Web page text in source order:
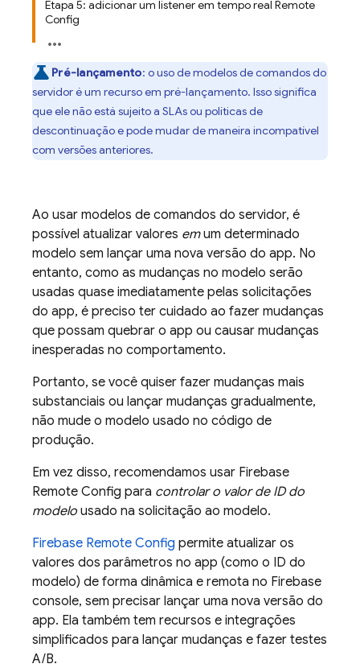
Etapa 5: adicionar um listener em tempo real Remote
Config
Pré-lançamento: o uso de modelos de comandos do
servidor é um recurso em pré-lançamento. Isso significa
que ele não está sujeito a SLAs ou políticas de
descontinuação e pode mudar de maneira incompatível
com versões anteriores.
Ao usar modelos de comandos do servidor, é
possível atualizar valores emum determinado
modelo sem lançar uma nova versão do app. No
entanto, como as mudanças no modelo serão
usadas quase imediatamente pelas solicitações
do app, é preciso ter cuidado ao fazer mudanças
que possam quebrar o app ou causar mudanças
inesperadas no comportamento.
Portanto, se você quiser fazer mudanças mais
substanciais ou lançar mudanças gradualmente,
não mude o modelo usado no código de
produção.
Em vez disso, recomendamos usar Firebase
Remote Config para controlar o valor de ID do
modelo usado na solicitação ao modelo.
Firebase Remote Config permite atualizar os
valores dos parâmetros no app (como o ID do
modelo) de forma dinâmica e remota no Firebase
console, sem precisar lançar uma nova versão do
app. Ela também tem recursos e integrações
simplificados para lançar mudanças e fazer testes
A/B.